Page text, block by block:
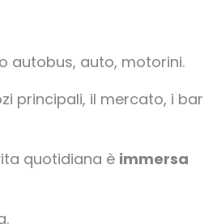
autobus, auto, motorini.
principali, il mercato, i bar
quotidiana è immersa